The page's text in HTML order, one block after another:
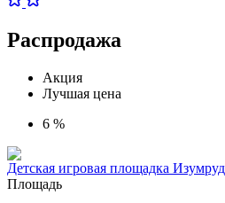
Распродажа
Акция
Лучшая цена
6 %
Детская игровая площадка
Площадь